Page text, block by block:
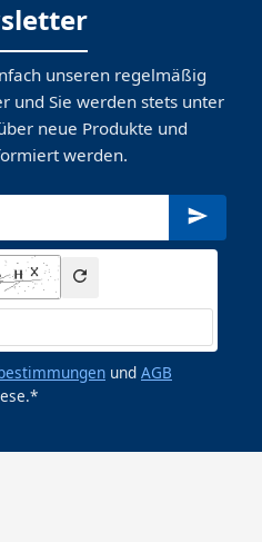
unseren regelmäßig
und Sie werden stets unter
neue Produkte und
werden.
und AGB